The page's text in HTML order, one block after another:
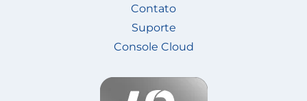
Contato
Suporte
Console Cloud